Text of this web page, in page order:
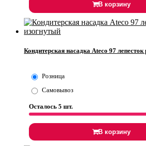
В корзину
Кондитерская насадка Ateco 97
Розница
Самовывоз
Осталось 5 шт.
В корзину